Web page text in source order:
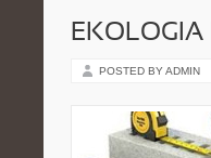
POSTED BY ADMIN